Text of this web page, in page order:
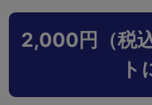
2,000円（税
ト